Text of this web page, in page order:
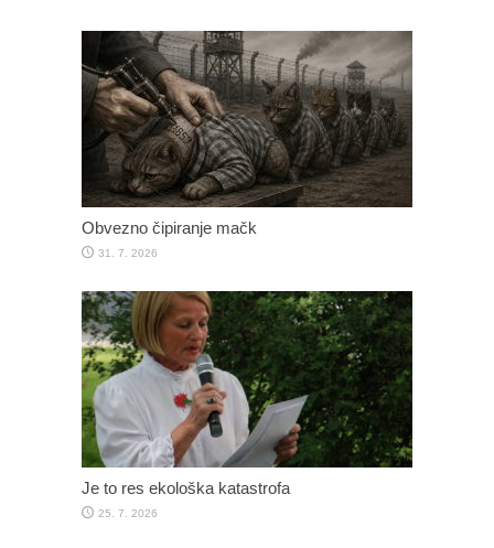
Obvezno čipiranje mačk
31. 7. 2026
Je to res ekološka katastrofa
25. 7. 2026